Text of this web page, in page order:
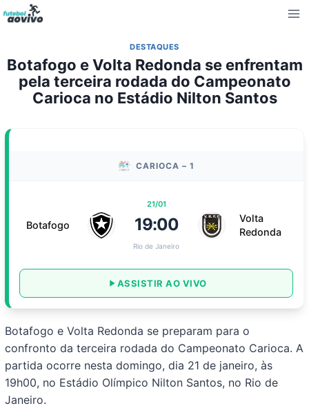
Pular
para
Conteúdo
DESTAQUES
Botafogo e Volta Redonda se enfrentam
pela terceira rodada do Campeonato
Carioca no Estádio Nilton Santos
CARIOCA – 1
Botafogo
21/01
19:00
Rio de Janeiro
Volta
Redonda
ASSISTIR AO VIVO
Botafogo e Volta Redonda se preparam para o
confronto da terceira rodada do Campeonato Carioca. A
partida ocorre nesta domingo, dia 21 de janeiro, às
19h00, no Estádio Olímpico Nilton Santos, no Rio de
Janeiro.